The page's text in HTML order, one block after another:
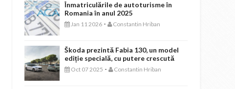
Înmatriculările de autoturisme în
Romania în anul 2025
Jan 11 2026 - Constantin Hriban
Škoda prezintă Fabia 130, un model
ediție specială, cu putere crescută
Oct 07 2025 - Constantin Hriban